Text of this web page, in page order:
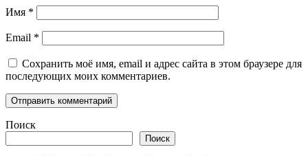
Имя *
Email *
Сохранить моё имя, email и адрес сайта в этом браузере для
последующих моих комментариев.
Поиск
Поиск